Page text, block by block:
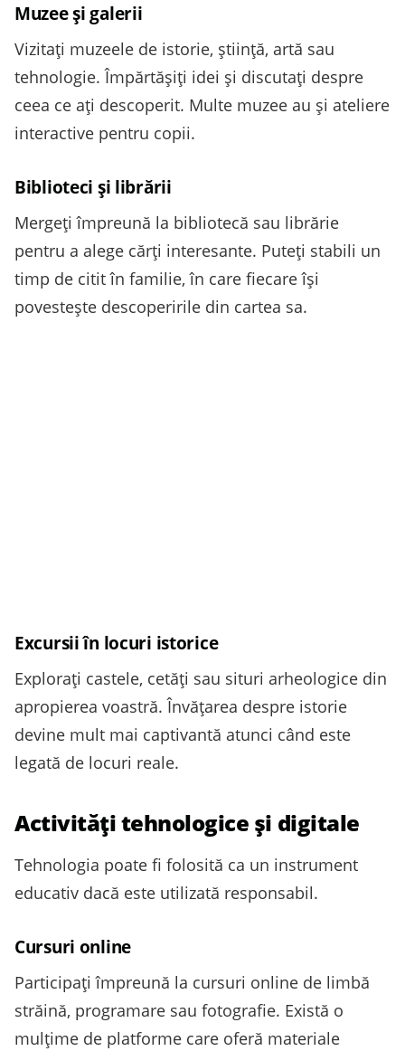
Muzee și galerii
Vizitați muzeele de istorie, știință, artă sau
tehnologie. Împărtășiți idei și discutați despre
ceea ce ați descoperit. Multe muzee au și ateliere
interactive pentru copii.
Biblioteci și librării
Mergeți împreună la bibliotecă sau librărie
pentru a alege cărți interesante. Puteți stabili un
timp de citit în familie, în care fiecare își
povestește descoperirile din cartea sa.
Excursii în locuri istorice
Explorați castele, cetăți sau situri arheologice din
apropierea voastră. Învățarea despre istorie
devine mult mai captivantă atunci când este
legată de locuri reale.
Activități tehnologice și digitale
Tehnologia poate fi folosită ca un instrument
educativ dacă este utilizată responsabil.
Cursuri online
Participați împreună la cursuri online de limbă
străină, programare sau fotografie. Există o
mulțime de platforme care oferă materiale